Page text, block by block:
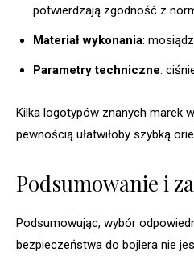
potwierdzają zgodność z
Materiał wykonania:
Parametry techniczne:
Kilka logotypów znanych marek
pewnością ułatwiłoby szybką
Podsumowanie i
Podsumowując, wybór
bezpieczeństwa do bojlera nie